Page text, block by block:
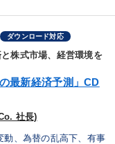
ダウンロード対応
株式市場、経営環境を
最新経済予測」CD
社長)
動、為替の乱高下、有事